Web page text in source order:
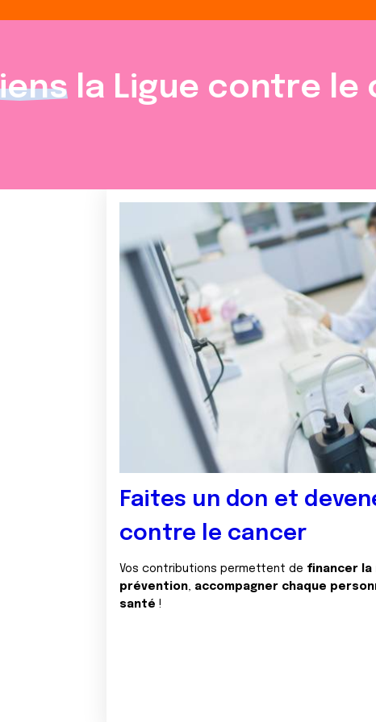
la Ligue contre le
Faites un don et
contre le cancer
Vos contributions permettent de financer la
prévention
accompagner chaque
santé !